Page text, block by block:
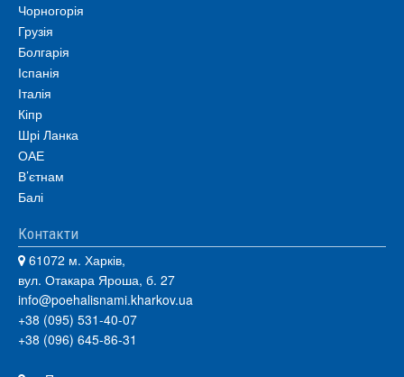
Чорногорія
Грузія
Болгарія
Іспанія
Італія
Кіпр
Шрі Ланка
ОАЕ
В’єтнам
Балі
Контакти
61072 м. Харків,
вул. Отакара Яроша, б. 27
info@poehalisnami.kharkov.ua
+38 (095) 531-40-07
+38 (096) 645-86-31